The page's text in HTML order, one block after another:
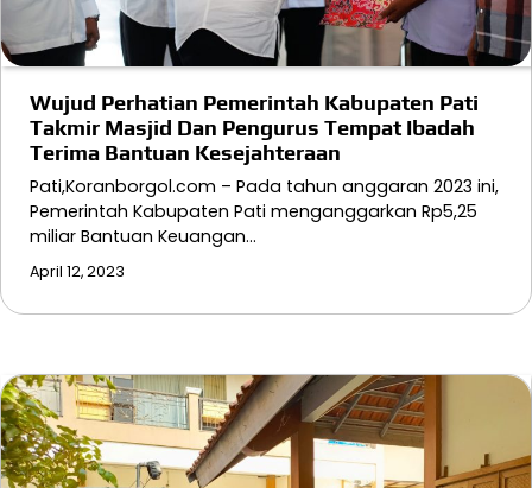
Wujud Perhatian Pemerintah Kabupaten Pati
Takmir Masjid Dan Pengurus Tempat Ibadah
Terima Bantuan Kesejahteraan
Pati,Koranborgol.com – Pada tahun anggaran 2023 ini,
Pemerintah Kabupaten Pati menganggarkan Rp5,25
miliar Bantuan Keuangan…
April 12, 2023